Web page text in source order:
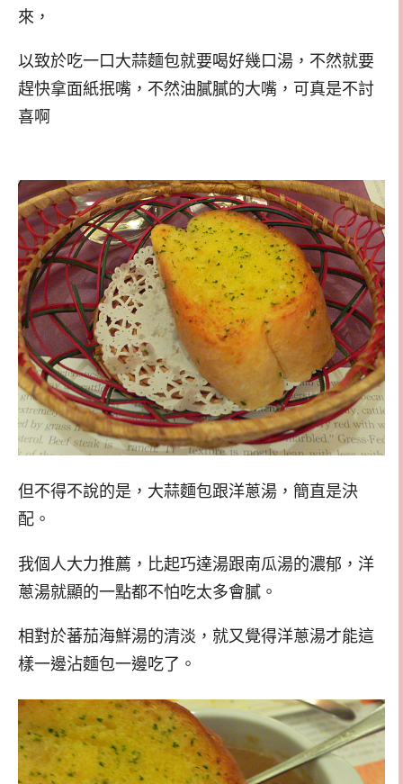
來，
以致於吃一口大蒜麵包就要喝好幾口湯，不然就要
趕快拿面紙抿嘴，不然油膩膩的大嘴，可真是不討
喜啊
但不得不說的是，大蒜麵包跟洋蔥湯，簡直是決
配。
我個人大力推薦，比起巧達湯跟南瓜湯的濃郁，洋
蔥湯就顯的一點都不怕吃太多會膩。
相對於蕃茄海鮮湯的清淡，就又覺得洋蔥湯才能這
樣一邊沾麵包一邊吃了。